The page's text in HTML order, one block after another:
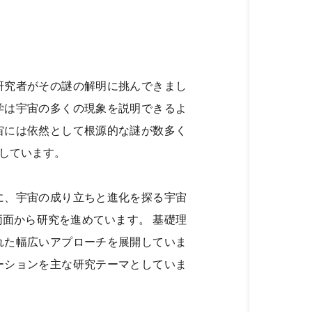
者がその謎の解明に挑んできまし
宇宙の多くの現象を説明できるよ
は依然として根源的な謎が数多く
ています。
宇宙の成り立ちと進化を探る宇宙
から研究を進めています。 基礎理
幅広いアプローチを展開していま
ョンを主な研究テーマとしていま